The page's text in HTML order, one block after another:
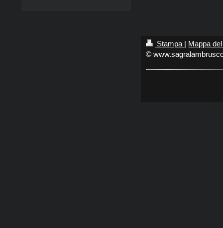
Stampa | Mappa
©